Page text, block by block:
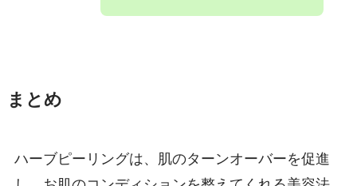
まとめ
ハーブピーリングは、肌のターンオーバーを促進